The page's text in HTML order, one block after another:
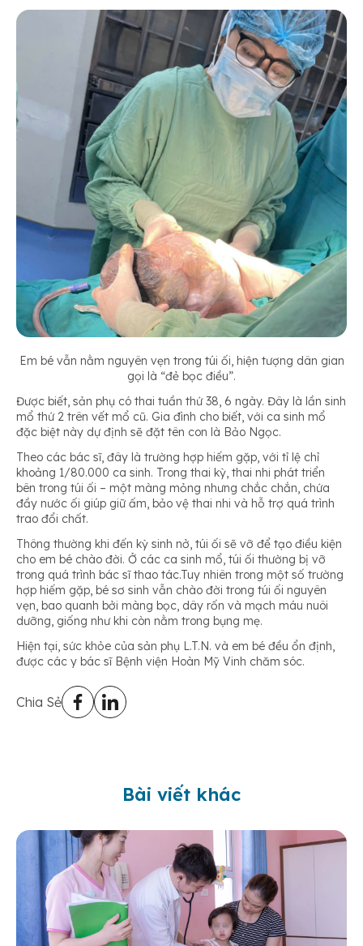
Em bé vẫn nằm nguyên vẹn trong túi ối, hiện tượng dân gian
gọi là “đẻ bọc điều”.
Được biết, sản phụ có thai tuần thứ 38, 6 ngày. Đây là lần sinh
mổ thứ 2 trên vết mổ cũ. Gia đình cho biết, với ca sinh mổ
đặc biệt này dự định sẽ đặt tên con là Bảo Ngọc.
Theo các bác sĩ, đây là trường hợp hiếm gặp, với tỉ lệ chỉ
khoảng 1/80.000 ca sinh. Trong thai kỳ, thai nhi phát triển
bên trong túi ối – một màng mỏng nhưng chắc chắn, chứa
đầy nước ối giúp giữ ấm, bảo vệ thai nhi và hỗ trợ quá trình
trao đổi chất.
Thông thường khi đến kỳ sinh nở, túi ối sẽ vỡ để tạo điều kiện
cho em bé chào đời. Ở các ca sinh mổ, túi ối thường bị vỡ
trong quá trình bác sĩ thao tác.Tuy nhiên trong một số trường
hợp hiếm gặp, bé sơ sinh vẫn chào đời trong túi ối nguyên
vẹn, bao quanh bởi màng bọc, dây rốn và mạch máu nuôi
dưỡng, giống như khi còn nằm trong bụng mẹ.
Hiện tại, sức khỏe của sản phụ L.T.N. và em bé đều ổn định,
được các y bác sĩ Bệnh viện Hoàn Mỹ Vinh chăm sóc.
Chia Sẻ
Bài viết khác